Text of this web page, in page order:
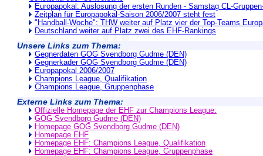
Europapokal: Auslosung der ersten Runden - Samstag CL-
Zeitplan für Europapokal-Saison 2006/2007 steht fest
"Handball-Woche": THW weiter auf Platz vier der Top-Teams
Deutschland weiter auf Platz zwei des EHF-Rankings
Unsere Links zum Thema:
Gegnerdaten GOG Svendborg Gudme (DEN)
Gegnerkader GOG Svendborg Gudme (DEN)
Europapokal 2006/2007
Champions League, Qualifikation
Champions League, Gruppenphase
Externe Links zum Thema:
Offizielle Homepage der EHF zur Champions League:
GOG Svendborg Gudme (DEN)
Homepage GOG Svendborg Gudme (DEN)
Homepage EHF
Homepage EHF: Champions League, Qualifikation
Homepage EHF: Champions League, Gruppenphase